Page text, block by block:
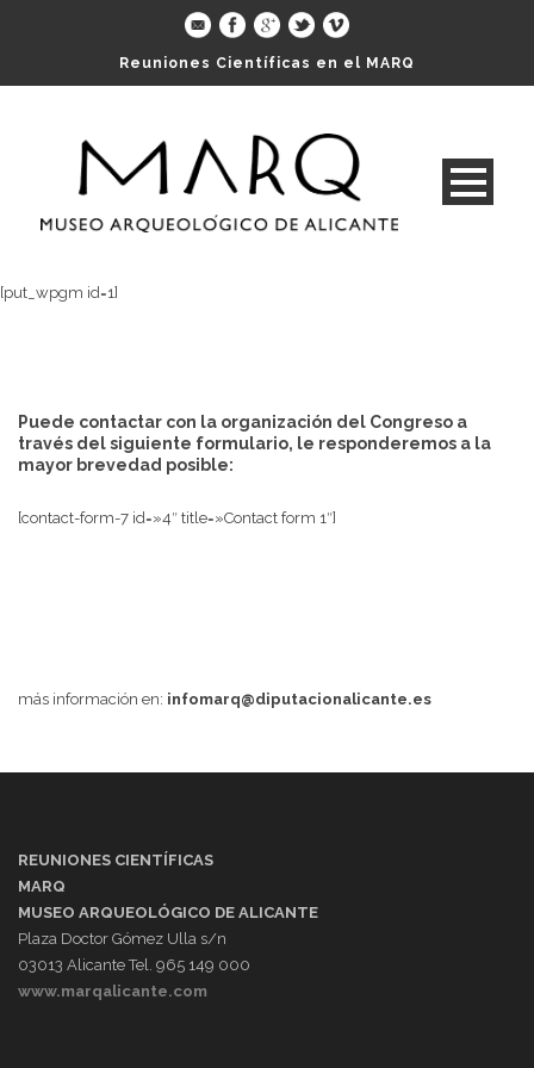
Reuniones Científicas en el MARQ
[put_wpgm id=1]
Puede contactar con la organización del Congreso a
través del siguiente formulario, le responderemos a la
mayor brevedad posible:
[contact-form-7 id=»4″ title=»Contact form 1″]
más información en: infomarq@diputacionalicante.es
REUNIONES CIENTÍFICAS
MARQ
MUSEO ARQUEOLÓGICO DE ALICANTE
Plaza Doctor Gómez Ulla s/n
03013 Alicante Tel. 965 149 000
www.marqalicante.com